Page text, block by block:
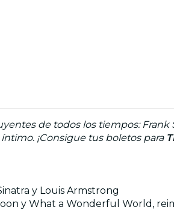
de todos los tiempos:
¡Consigue tus boletos para
y Louis Armstrong
y What a Wonderful World,